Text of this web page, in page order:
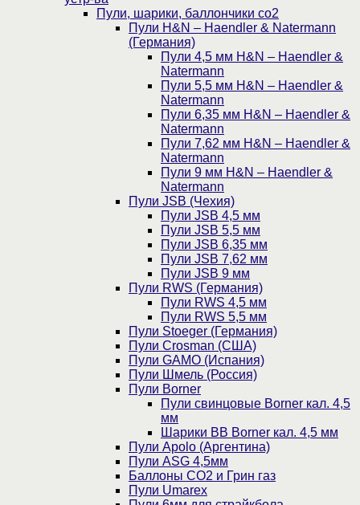
Пули, шарики, баллончики со2
Пули H&N – Haendler & Natermann
(Германия)
Пули 4,5 мм H&N – Haendler &
Natermann
Пули 5,5 мм H&N – Haendler &
Natermann
Пули 6,35 мм H&N – Haendler &
Natermann
Пули 7,62 мм H&N – Haendler &
Natermann
Пули 9 мм H&N – Haendler &
Natermann
Пули JSB (Чехия)
Пули JSB 4,5 мм
Пули JSB 5,5 мм
Пули JSB 6,35 мм
Пули JSB 7,62 мм
Пули JSB 9 мм
Пули RWS (Германия)
Пули RWS 4,5 мм
Пули RWS 5,5 мм
Пули Stoeger (Германия)
Пули Crosman (США)
Пули GAMO (Испания)
Пули Шмель (Россия)
Пули Borner
Пули свинцовые Borner кал. 4,5
мм
Шарики BB Borner кал. 4,5 мм
Пули Apolo (Аргентина)
Пули ASG 4,5мм
Баллоны CO2 и Грин газ
Пули Umarex